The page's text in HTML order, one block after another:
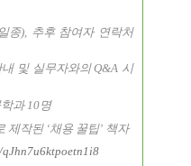
종), 추후 참여자 연락처
및 실무자와의Q&A 시
과10명
제작된‘채용 꿀팁’ 책자